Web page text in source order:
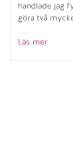
handlade jag
göra två
Läs mer”Fyra